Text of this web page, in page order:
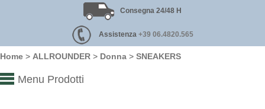
Consegna 24/48 H
Assistenza +39 06.4820.565
Home > ALLROUNDER > Donna > SNEAKERS
Menu Prodotti